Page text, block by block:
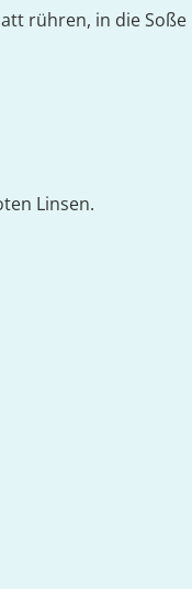
rühren, in die
Linsen.